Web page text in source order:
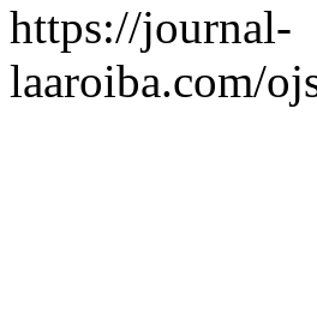
https://journal-
laaroiba.com/